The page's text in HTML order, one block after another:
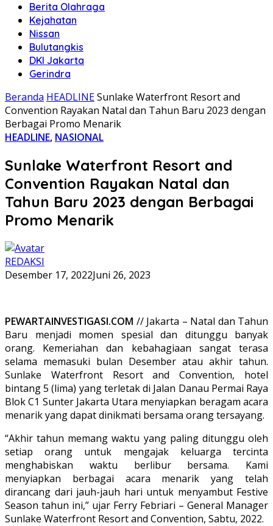
Berita Olahraga
Kejahatan
Nissan
Bulutangkis
DKI Jakarta
Gerindra
Beranda HEADLINESunlake Waterfront Resort and
Convention Rayakan Natal dan Tahun Baru 2023 dengan
Berbagai Promo Menarik
HEADLINE, NASIONAL
Sunlake Waterfront Resort and
Convention Rayakan Natal dan
Tahun Baru 2023 dengan Berbagai
Promo Menarik
REDAKSI
Desember 17, 2022Juni 26, 2023
PEWARTAINVESTIGASI.COM // Jakarta – Natal dan Tahun
Baru menjadi momen spesial dan ditunggu banyak
orang. Kemeriahan dan kebahagiaan sangat terasa
selama memasuki bulan Desember atau akhir tahun.
Sunlake Waterfront Resort and Convention, hotel
bintang 5 (lima) yang terletak di Jalan Danau Permai Raya
Blok C1 Sunter Jakarta Utara menyiapkan beragam acara
menarik yang dapat dinikmati bersama orang tersayang.
“Akhir tahun memang waktu yang paling ditunggu oleh
setiap orang untuk mengajak keluarga tercinta
menghabiskan waktu berlibur bersama. Kami
menyiapkan berbagai acara menarik yang telah
dirancang dari jauh-jauh hari untuk menyambut Festive
Season tahun ini,” ujar Ferry Febriari – General Manager
Sunlake Waterfront Resort and Convention, Sabtu, 2022.